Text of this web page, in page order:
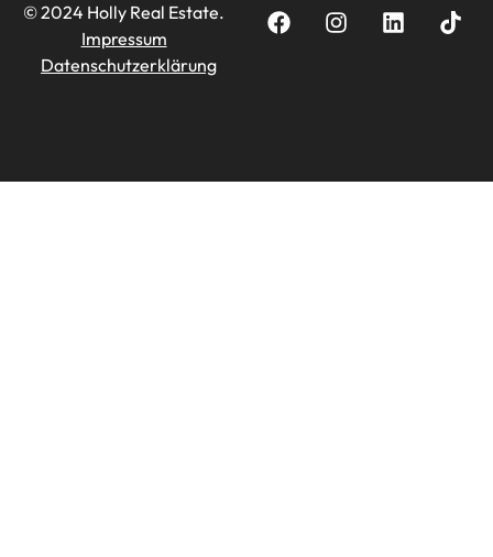
© 2024 Holly Real Estate.
Impressum
Datenschutzerklärung